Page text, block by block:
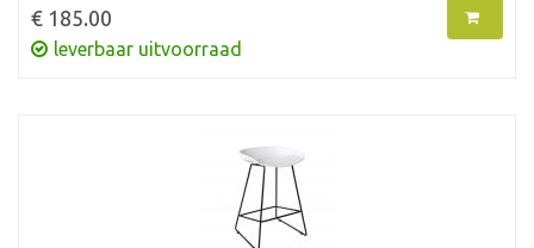
€ 185.00
leverbaar uitvoorraad